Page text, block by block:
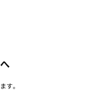
す。